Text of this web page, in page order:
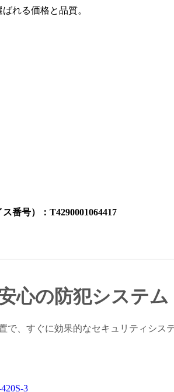
れる価格と品質。
番号）：T4290001064417
心の防犯システム
、すぐに効果的なセキュリティシス